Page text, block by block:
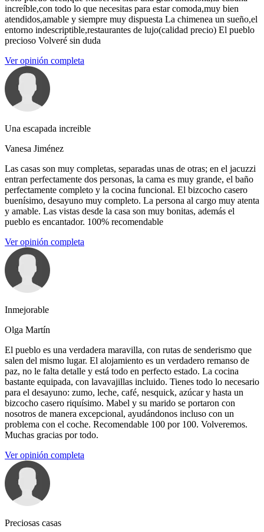
increíble,con todo lo que necesitas para estar comoda,muy bien
atendidos,amable y siempre muy dispuesta La chimenea un sueño,el
entorno indescriptible,restaurantes de lujo(calidad precio) El pueblo
precioso Volveré sin duda
Ver opinión completa
Una escapada increible
Vanesa Jiménez
Las casas son muy completas, separadas unas de otras; en el jacuzzi
entran perfectamente dos personas, la cama es muy grande, el baño
perfectamente completo y la cocina funcional. El bizcocho casero
buenísimo, desayuno muy completo. La persona al cargo muy atenta
y amable. Las vistas desde la casa son muy bonitas, además el
pueblo es encantador. 100% recomendable
Ver opinión completa
Inmejorable
Olga Martín
El pueblo es una verdadera maravilla, con rutas de senderismo que
salen del mismo lugar. El alojamiento es un verdadero remanso de
paz, no le falta detalle y está todo en perfecto estado. La cocina
bastante equipada, con lavavajillas incluido. Tienes todo lo necesario
para el desayuno: zumo, leche, café, nesquick, azúcar y hasta un
bizcocho casero riquísimo. Mabel y su marido se portaron con
nosotros de manera excepcional, ayudándonos incluso con un
problema con el coche. Recomendable 100 por 100. Volveremos.
Muchas gracias por todo.
Ver opinión completa
Preciosas casas